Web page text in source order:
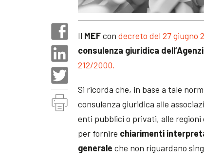
Il MEFcondecreto del 27 giugno
consulenza giuridica
212/2000.
Si ricorda che, in base a tale
consulenza giuridica alle
enti pubblici o privati, alle regioni
per fornire chiarimenti
generale che non riguardano